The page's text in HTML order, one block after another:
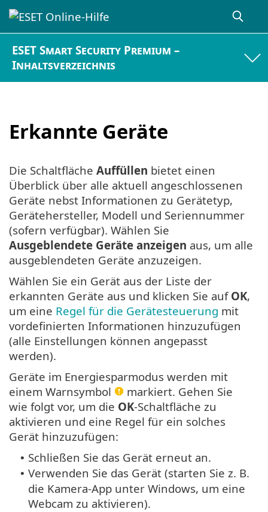
ESET Smart Security Premium –
Inhaltsverzeichnis
Erkannte Geräte
Die Schaltfläche Auffüllen bietet einen
Überblick über alle aktuell angeschlossenen
Geräte nebst Informationen zu Gerätetyp,
Gerätehersteller, Modell und Seriennummer
(sofern verfügbar). Wählen Sie
Ausgeblendete Geräte anzeigen aus, um alle
ausgeblendeten Geräte anzuzeigen.
Wählen Sie ein Gerät aus der Liste der
erkannten Geräte aus und klicken Sie auf OK,
um eine Regel für die Gerätesteuerung mit
vordefinierten Informationen hinzuzufügen
(alle Einstellungen können angepasst
werden).
Geräte im Energiesparmodus werden mit
einem Warnsymbol
markiert. Gehen Sie
wie folgt vor, um die OK-Schaltfläche zu
aktivieren und eine Regel für ein solches
Gerät hinzuzufügen:
• Schließen Sie das Gerät erneut an.
• Verwenden Sie das Gerät (starten Sie z. B.
die Kamera-App unter Windows, um eine
Webcam zu aktivieren).